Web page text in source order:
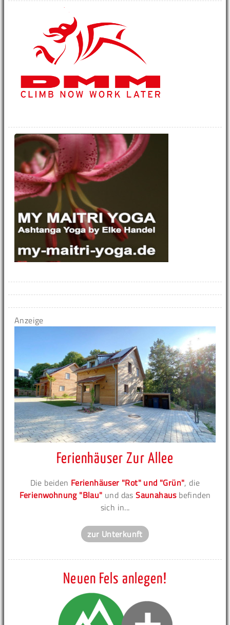
Anzeige
Ferienhäuser Zur Allee
Die beiden Ferienhäuser "Rot" und "Grün", die
Ferienwohnung "Blau" und dasSaunahausbefinden
sich in...
zur Unterkunft
Neuen Fels anlegen!